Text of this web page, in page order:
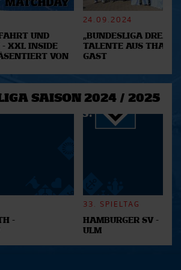
um Inhalte und Anzeigen zu
für soziale Medien anbieten
Zugriffe auf unsere Website zu
Website an unsere Partner für
und Analysen weiter. Unsere
Informationen möglicherweise mit
UND
XXL INSIDE
VON
24.09.2024
„BUNDESLIGA DREAM
TALENTE AUS
GAST
SAISON 2024 / 2025
-
33. SPIELTAG
HAMBURGER SV -
ULM